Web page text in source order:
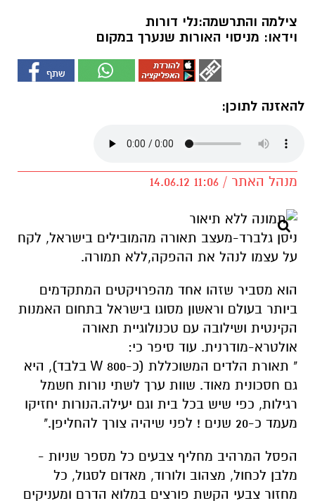
צילמה והתרשמה:נלי דורות
וידאו: מניסוי האורות שנערך במקום
להאזנה לתוכן:
מנהל האתר / 11:06 14.06.12
ניסן גלברד-מעצב תאורה מהמובילים בישראל, לקח
על עצמו לנהל את ההפקה,ללא תמורה.
הוא מסביר שזהו אחד מהפרויקטים המתקדמים
ביותר בעולם וראשון מסוגו בישראל בתחום האמנות
הקינטית ושילובה עם טכנולוגיית תאורה
אולטרא-מודרנית. עוד סיפר כי:
" תאורת הלדים המשוכללת (כ-800 W בלבד), היא
גם חסכונית מאוד. שוות ערך לשתי נורות חשמל
רגילות, כפי שיש בכל בית וגם יעילה.הנורות יחזיקו
מעמד כ-20 שנים ! לפני שיהיה צורך להחליפן."
הפסל המרהיב מחליף צבעים כל מספר שניות -
מלבן לכחול, מצהוב ולורוד, מאדום לסגול, כל
מחזור צבעי הקשת פורצים במלוא הדרם ומעניקים